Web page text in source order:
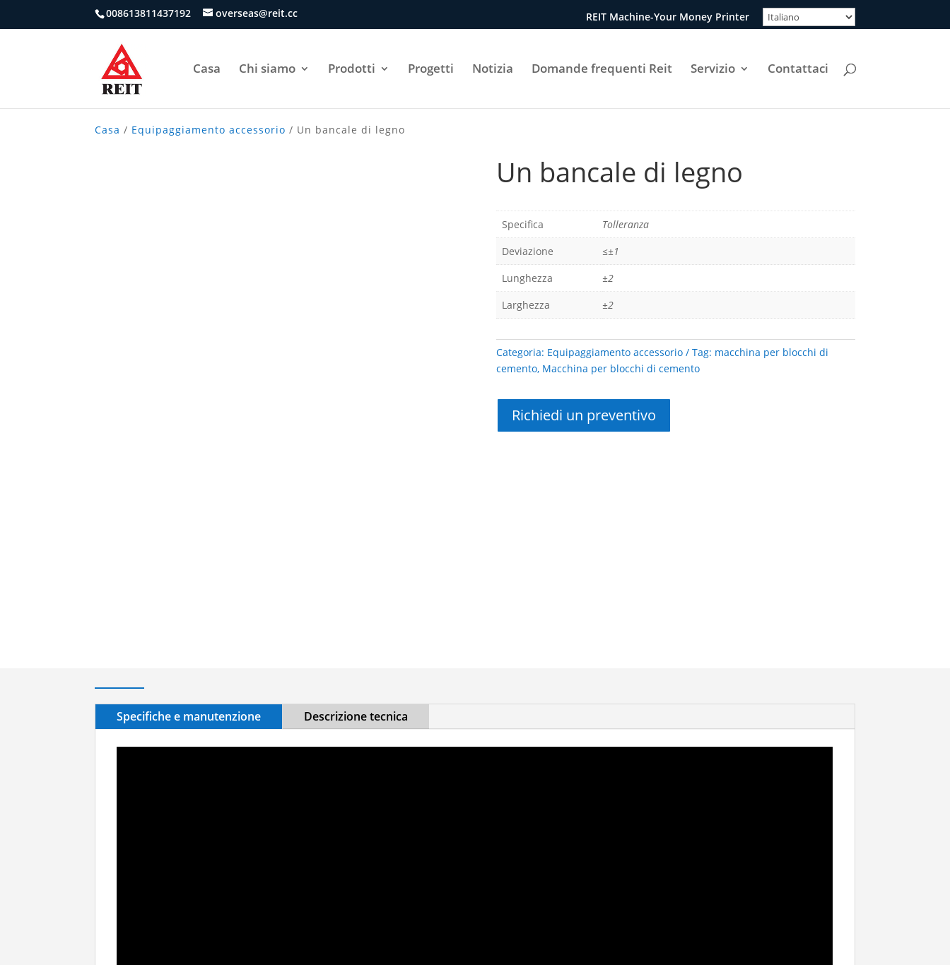
008613811437192 overseas@reit.cc REIT Machine-Your Money Printer
Casa Chi siamo Prodotti Progetti Notizia Domande frequenti Reit Servizio Contattaci
Casa / Equipaggiamento accessorio / Un bancale di legno
Un bancale di legno
Specifica
Tolleranza
Deviazione
≤±1
Lunghezza
±2
Larghezza
±2
Categoria: Equipaggiamento accessorio Tag: macchina per blocchi di
cemento, Macchina per blocchi di cemento
Richiedi un preventivo
Specifiche e manutenzione Descrizione tecnica